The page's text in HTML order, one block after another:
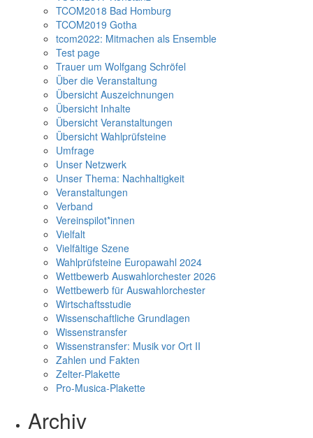
TCOM2018 Bad Homburg
TCOM2019 Gotha
tcom2022: Mitmachen als Ensemble
Test page
Trauer um Wolfgang Schröfel
Über die Veranstaltung
Übersicht Auszeichnungen
Übersicht Inhalte
Übersicht Veranstaltungen
Übersicht Wahlprüfsteine
Umfrage
Unser Netzwerk
Unser Thema: Nachhaltigkeit
Veranstaltungen
Verband
Vereinspilot*innen
Vielfalt
Vielfältige Szene
Wahlprüfsteine Europawahl 2024
Wettbewerb Auswahlorchester 2026
Wettbewerb für Auswahlorchester
Wirtschaftsstudie
Wissenschaftliche Grundlagen
Wissenstransfer
Wissenstransfer: Musik vor Ort II
Zahlen und Fakten
Zelter-Plakette
Pro-Musica-Plakette
Archiv